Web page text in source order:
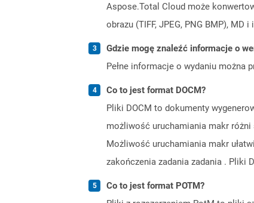
Aspose.Total Cloud może
obrazu (TIFF, JPEG, PNG BMP), MD
Gdzie mogę znaleźć informacje o
Pełne informacje o wydaniu można
Co to jest format DOCM?
Pliki DOCM to dokumenty
możliwość uruchamiania makr różni
Możliwość uruchamiania makr
zakończenia zadania zadania . Pliki
Co to jest format POTM?